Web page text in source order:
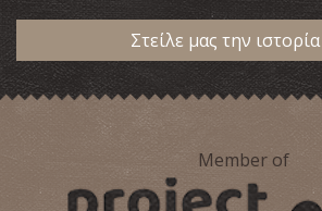
Αρχαιολογικό Μουσείο Νεάπολης
Στείλε μας την
Member of